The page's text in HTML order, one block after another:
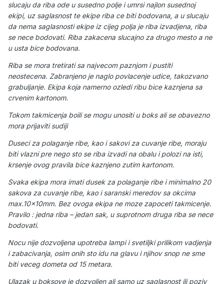
slucaju da riba ode u susedno polje i umrsi najlon susednoj
ekipi, uz saglasnost te ekipe riba ce biti bodovana, a u slucaju
da nema saglasnosti ekipe iz cijeg polja je riba izvadjena, riba
se nece bodovati. Riba zakacena slucajno za drugo mesto a ne
u usta bice bodovana.
Riba se mora tretirati sa najvecom paznjom i pustiti
neostecena. Zabranjeno je naglo povlacenje udice, takozvano
grabuljanje. Ekipa koja namerno ozledi ribu bice kaznjena sa
crvenim kartonom.
Tokom takmicenja boili se mogu unositi u boks ali se obavezno
mora prijaviti sudiji
Duseci za polaganje ribe, kao i sakovi za cuvanje ribe, moraju
biti vlazni pre nego sto se riba izvadi na obalu i polozi na isti,
krsenje ovog pravila bice kaznjeno zutim kartonom.
Svaka ekipa mora imati dusek za polaganje ribe i minimalno 20
sakova za cuvanje ribe, kao i saranski meredov sa okcima
max.10x10mm. Bez ovoga ekipa ne moze zapoceti takmicenje.
Pravilo : jedna riba – jedan sak, u suprotnom druga riba se nece
bodovati.
Nocu nije dozvoljena upotreba lampi i svetiljki prilikom vadjenja
i zabacivanja, osim onih sto idu na glavu i njihov snop ne sme
biti veceg dometa od 15 metara.
Ulazak u boksove je dozvoljen ali samo uz saglasnost ili poziv